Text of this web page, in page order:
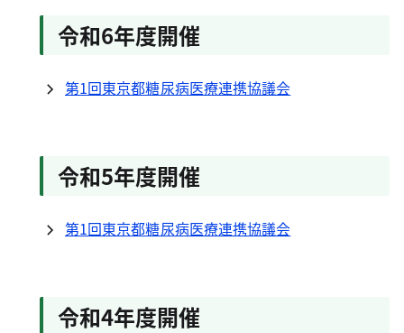
令和6年度開催
第1回東京都糖尿病医療連携協議会
令和5年度開催
第1回東京都糖尿病医療連携協議会
令和4年度開催